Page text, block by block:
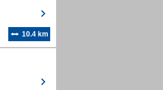
10.4 km